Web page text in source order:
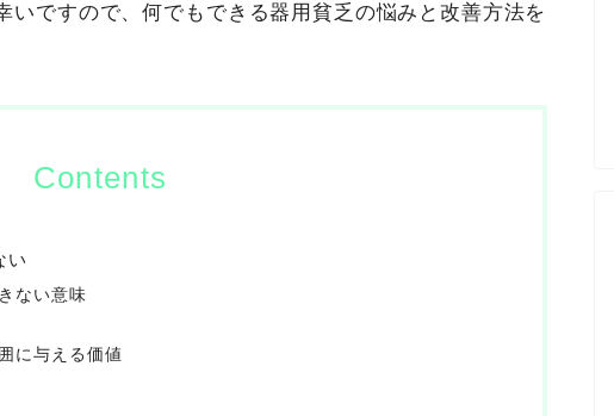
いですので、何でもできる器用貧乏の悩みと改善方法を
Contents
い
ない意味
に与える価値